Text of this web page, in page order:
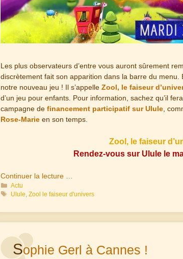
Les plus observateurs d’entre vous auront sûrement
discrètement fait son apparition dans la barre du menu.
notre nouveau jeu ! Il s’appelle Zool, le faiseur
d’un jeu pour enfants. Pour information, sachez qu’il
campagne de financement participatif sur Ulule ,
Rose-Marie en son temps.
Zool, le faiseur
Rendez-vous sur Ulule le
Continuer la lecture …
Catégories
Actu
Étiquettes
Ulule,Zool le faiseur d'univers
Sophie Gerl à Cannes !